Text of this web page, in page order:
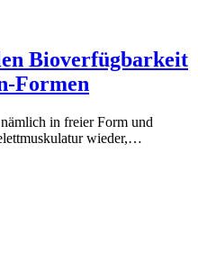
Bioverfügbarkeit
Formen
in freier Form und
wieder,…